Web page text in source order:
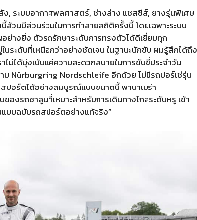
ง, ระบบอากาศพลศาสตร์, ช่างล่าง แชสซีส์, ยางรุ่นพิเศษ
วนมีส่วนร่วมในการทำลายสถิติครั้งนี้ โดยเฉพาะระบบ
างยิ่ง ตัวรถรักษาระดับการทรงตัวได้ดีเยี่ยมทุก
ระดับที่เหนือกว่าอย่างชัดเจน ในฐานะนักขับ ผมรู้สึกได้ถึง
ม่ได้มุ่งเน้นแค่ความสะดวกสบายในการขับขี่ประจำวัน
Nürburgring Nordschleife อีกด้วย ไม่มีรถปอร์เช่รุ่น
ปอร์ตได้อย่างสมบูรณ์แบบขนาดนี้ พานาเมร่า
งรถซาลูนที่เหมาะสำหรับการเดินทางไกลระดับหรู เข้า
บบฉบับรถสปอร์ตอย่างแท้จริง”